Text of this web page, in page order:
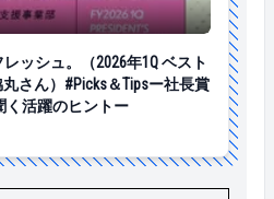
フレッシュ。（2026年1Q ベス
ッシュ。（2026年1Q ベスト
さん）#Picks＆Tipsー社長賞
く活躍のヒントー